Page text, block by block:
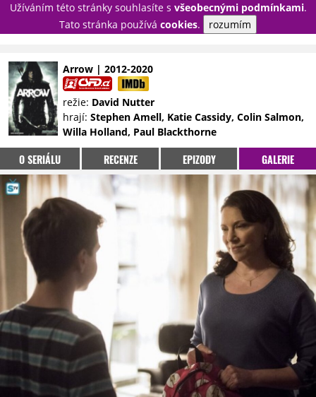
Užíváním této stránky souhlasíte s všeobecnými podmínkami.
Tato stránka používá cookies. rozumím
PŘIHLÁSIT
NOVINKY
TÉMATA
RECENZE
EPIZODY
KULT
TRAILERY
GALERIE
DISKUZE
STATISTIKY
TIRÁŽ
Arrow | 2012-2020
režie: David Nutter
hrají: Stephen Amell, Katie Cassidy, Colin Salmon,
Willa Holland, Paul Blackthorne
O SERIÁLU RECENZE EPIZODY GALERIE